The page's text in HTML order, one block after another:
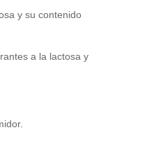
y su contenido
a la lactosa y